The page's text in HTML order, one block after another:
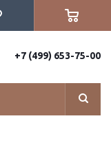
+7 (499) 653-75-00